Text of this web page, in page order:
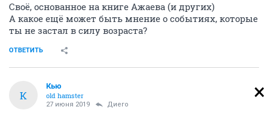
Своё, основанное на книге Ажаева (и других)
А какое ещё может быть мнение о событиях, которые
ты не застал в силу возраста?
ОТВЕТИТЬ
К
Кью
old hamster
27 июня 2019 Диего